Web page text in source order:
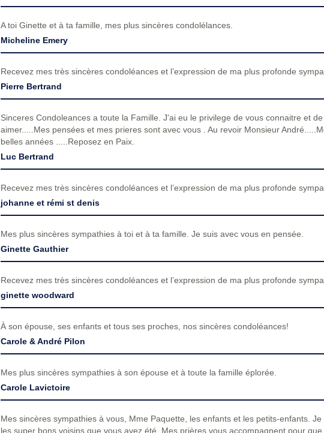
A toi Ginette et à ta famille, mes plus sincères condolélances.
Micheline Emery
Recevez mes très sincères condoléances et l’expression de ma plus profonde
Pierre Bertrand
Sinceres Condoleances a toute la Famille. J'ai eu le privilege de vous connaitre et
aimer.....Mes pensées et mes prieres sont avec vous . Au revoir Monsieur
belles années .....Reposez en Paix.
Luc Bertrand
Recevez mes très sincères condoléances et l’expression de ma plus profonde
johanne et rémi st denis
Mes plus sincères sympathies à toi et à ta famille. Je suis avec vous en pensée.
Ginette Gauthier
Recevez mes très sincères condoléances et l’expression de ma plus profonde
ginette woodward
À son épouse, ses enfants et tous ses proches, nos sincères condoléances!
Carole & André Pilon
Mes plus sincères sympathies à son épouse et à toute la famille éplorée.
Carole Lavictoire
Mes sincères sympathies à vous, Mme Paquette, les enfants et les petits-enfants.
les super bons voisins que vous avez été. Mes prières vous accompagnent pour